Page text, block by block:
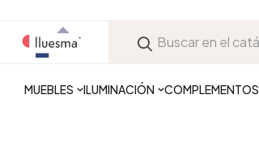
MUEBLES ILUMINACIÓN COMPLEMENTOS